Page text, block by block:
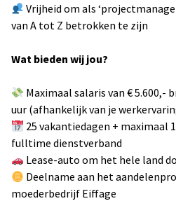
Vrijheid om als
van A tot Z betrokken te zijn
Wat bieden wij jou?
Maximaal salaris van € 5.600,-
uur (afhankelijk van je
25 vakantiedagen + maximaal
fulltime dienstverband
Lease-auto om het hele land
Deelname aan het
moederbedrijf Eiffage